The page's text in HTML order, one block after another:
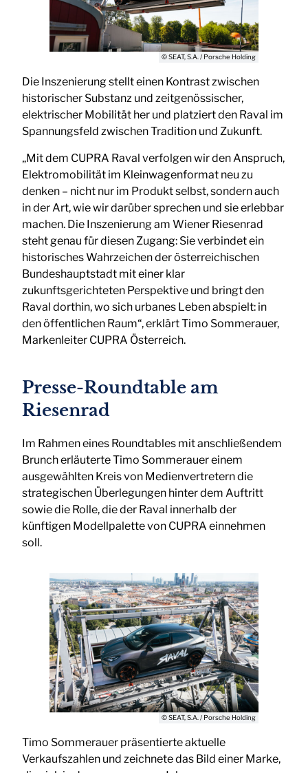
© SEAT, S.A. / Porsche Holding
Die Inszenierung stellt einen Kontrast zwischen
historischer Substanz und zeitgenössischer,
elektrischer Mobilität her und platziert den Raval im
Spannungsfeld zwischen Tradition und Zukunft.
„Mit dem CUPRA Raval verfolgen wir den Anspruch,
Elektromobilität im Kleinwagenformat neu zu
denken – nicht nur im Produkt selbst, sondern auch
in der Art, wie wir darüber sprechen und sie erlebbar
machen. Die Inszenierung am Wiener Riesenrad
steht genau für diesen Zugang: Sie verbindet ein
historisches Wahrzeichen der österreichischen
Bundeshauptstadt mit einer klar
zukunftsgerichteten Perspektive und bringt den
Raval dorthin, wo sich urbanes Leben abspielt: in
den öffentlichen Raum“, erklärt Timo Sommerauer,
Markenleiter CUPRA Österreich.
Presse-Roundtable am
Riesenrad
Im Rahmen eines Roundtables mit anschließendem
Brunch erläuterte Timo Sommerauer einem
ausgewählten Kreis von Medienvertretern die
strategischen Überlegungen hinter dem Auftritt
sowie die Rolle, die der Raval innerhalb der
künftigen Modellpalette von CUPRA einnehmen
soll.
© SEAT, S.A. / Porsche Holding
Timo Sommerauer präsentierte aktuelle
Verkaufszahlen und zeichnete das Bild einer Marke,